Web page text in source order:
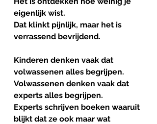
eigenlijk wist.
Dat klinkt pijnlijk, maar het is
verrassend bevrijdend.
Kinderen denken vaak dat
volwassenen alles begrijpen.
Volwassenen denken vaak dat
experts alles begrijpen.
Experts schrijven boeken waaruit
blijkt dat ze ook maar wat